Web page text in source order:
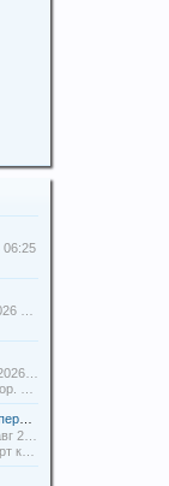
06:25
13:16
в 20:54